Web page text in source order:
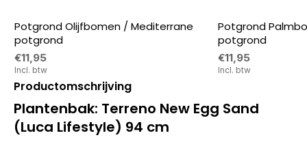
Potgrond Olijfbomen / Mediterrane
potgrond
€11,95
Incl. btw
Potgrond
potgrond
€11,95
Incl. btw
Productomschrijving
Plantenbak: Terreno New Egg Sand
(Luca Lifestyle) 94 cm